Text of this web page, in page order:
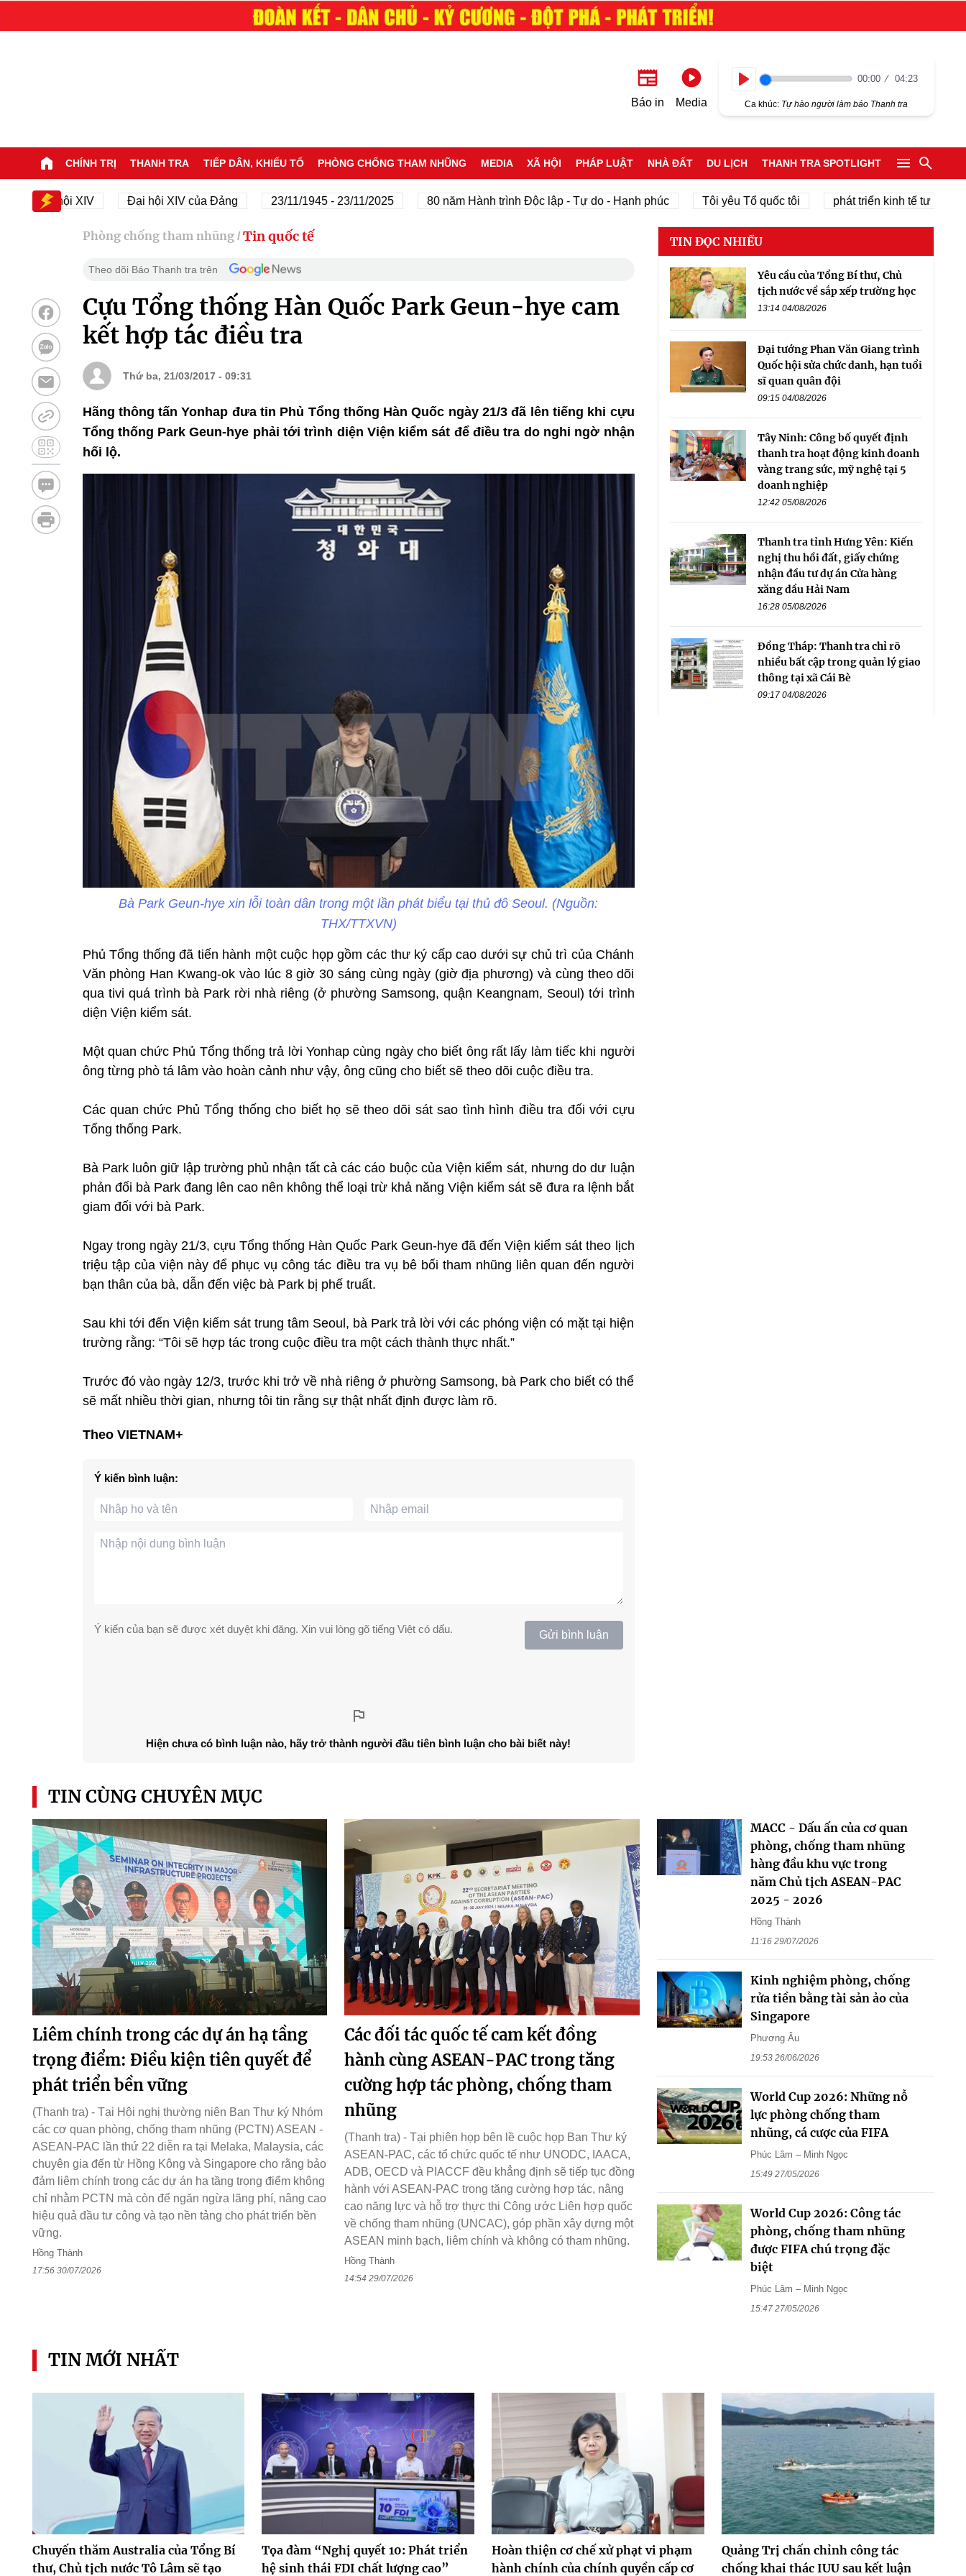
Báo in Media
00:00 04:23
Ca khúc: Tự hào người làm báo Thanh tra
CHÍNH TRỊ THANH TRA TIẾP DÂN, KHIẾU TỐ PHÒNG CHỐNG THAM NHŨNG MEDIA XÃ HỘI PHÁP LUẬT NHÀ ĐẤT DU LỊCH THANH TRA SPOTLIGHT
Đại hội XIV Đại hội XIV của Đảng 23/11/1945 - 23/11/2025 80 năm Hành trình Độc lập - Tự do - Hạnh phúc Tôi yêu Tổ quốc tôi phát triển kinh tế tư nhân
Phòng chống tham nhũng / Tin quốc tế
Theo dõi Báo Thanh tra trên
Cựu Tổng thống Hàn Quốc Park Geun-hye cam
kết hợp tác điều tra
Thứ ba, 21/03/2017 - 09:31
Hãng thông tấn Yonhap đưa tin Phủ Tổng thống Hàn Quốc ngày 21/3 đã lên tiếng khi cựu
Tổng thống Park Geun-hye phải tới trình diện Viện kiểm sát để điều tra do nghi ngờ nhận
hối lộ.
Bà Park Geun-hye xin lỗi toàn dân trong một lần phát biểu tại thủ đô Seoul. (Nguồn:
THX/TTXVN)
Phủ Tổng thống đã tiến hành một cuộc họp gồm các thư ký cấp cao dưới sự chủ trì của Chánh
Văn phòng Han Kwang-ok vào lúc 8 giờ 30 sáng cùng ngày (giờ địa phương) và cùng theo dõi
qua tivi quá trình bà Park rời nhà riêng (ở phường Samsong, quận Keangnam, Seoul) tới trình
diện Viện kiểm sát.
Một quan chức Phủ Tổng thống trả lời Yonhap cùng ngày cho biết ông rất lấy làm tiếc khi người
ông từng phò tá lâm vào hoàn cảnh như vậy, ông cũng cho biết sẽ theo dõi cuộc điều tra.
Các quan chức Phủ Tổng thống cho biết họ sẽ theo dõi sát sao tình hình điều tra đối với cựu
Tổng thống Park.
Bà Park luôn giữ lập trường phủ nhận tất cả các cáo buộc của Viện kiểm sát, nhưng do dư luận
phản đối bà Park đang lên cao nên không thể loại trừ khả năng Viện kiểm sát sẽ đưa ra lệnh bắt
giam đối với bà Park.
Ngay trong ngày 21/3, cựu Tổng thống Hàn Quốc Park Geun-hye đã đến Viện kiểm sát theo lịch
triệu tập của viện này để phục vụ công tác điều tra vụ bê bối tham nhũng liên quan đến người
bạn thân của bà, dẫn đến việc bà Park bị phế truất.
Sau khi tới đến Viện kiếm sát trung tâm Seoul, bà Park trả lời với các phóng viện có mặt tại hiện
trường rằng: “Tôi sẽ hợp tác trong cuộc điều tra một cách thành thực nhất.”
Trước đó vào ngày 12/3, trước khi trở về nhà riêng ở phường Samsong, bà Park cho biết có thể
sẽ mất nhiều thời gian, nhưng tôi tin rằng sự thật nhất định được làm rõ.
Theo VIETNAM+
Ý kiến bình luận:
Ý kiến của bạn sẽ được xét duyệt khi đăng. Xin vui lòng gõ tiếng Việt có dấu. Gửi bình luận
Hiện chưa có bình luận nào, hãy trở thành người đầu tiên bình luận cho bài biết này!
TIN ĐỌC NHIỀU
Yêu cầu của Tổng Bí thư, Chủ
tịch nước về sắp xếp trường học
13:14 04/08/2026
Đại tướng Phan Văn Giang trình
Quốc hội sửa chức danh, hạn tuổi
sĩ quan quân đội
09:15 04/08/2026
Tây Ninh: Công bố quyết định
thanh tra hoạt động kinh doanh
vàng trang sức, mỹ nghệ tại 5
doanh nghiệp
12:42 05/08/2026
Thanh tra tỉnh Hưng Yên: Kiến
nghị thu hồi đất, giấy chứng
nhận đầu tư dự án Cửa hàng
xăng dầu Hải Nam
16:28 05/08/2026
Đồng Tháp: Thanh tra chỉ rõ
nhiều bất cập trong quản lý giao
thông tại xã Cái Bè
09:17 04/08/2026
TIN CÙNG CHUYÊN MỤC
Liêm chính trong các dự án hạ tầng
trọng điểm: Điều kiện tiên quyết để
phát triển bền vững
(Thanh tra) - Tại Hội nghị thường niên Ban Thư ký Nhóm
các cơ quan phòng, chống tham nhũng (PCTN) ASEAN -
ASEAN-PAC lần thứ 22 diễn ra tại Melaka, Malaysia, các
chuyên gia đến từ Hồng Kông và Singapore cho rằng bảo
đảm liêm chính trong các dự án hạ tầng trọng điểm không
chỉ nhằm PCTN mà còn để ngăn ngừa lãng phí, nâng cao
hiệu quả đầu tư công và tạo nền tảng cho phát triển bền
vững.
Hồng Thành
17:56 30/07/2026
Các đối tác quốc tế cam kết đồng
hành cùng ASEAN-PAC trong tăng
cường hợp tác phòng, chống tham
nhũng
(Thanh tra) - Tại phiên họp bên lề cuộc họp Ban Thư ký
ASEAN-PAC, các tổ chức quốc tế như UNODC, IAACA,
ADB, OECD và PIACCF đều khẳng định sẽ tiếp tục đồng
hành với ASEAN-PAC trong tăng cường hợp tác, nâng
cao năng lực và hỗ trợ thực thi Công ước Liên hợp quốc
về chống tham nhũng (UNCAC), góp phần xây dựng một
ASEAN minh bạch, liêm chính và không có tham nhũng.
Hồng Thành
14:54 29/07/2026
MACC - Dấu ấn của cơ quan
phòng, chống tham nhũng
hàng đầu khu vực trong
năm Chủ tịch ASEAN-PAC
2025 - 2026
Hồng Thành
11:16 29/07/2026
Kinh nghiệm phòng, chống
rửa tiền bằng tài sản ảo của
Singapore
Phương Âu
19:53 26/06/2026
World Cup 2026: Những nỗ
lực phòng chống tham
nhũng, cá cược của FIFA
Phúc Lâm – Minh Ngọc
15:49 27/05/2026
World Cup 2026: Công tác
phòng, chống tham nhũng
được FIFA chú trọng đặc
biệt
Phúc Lâm – Minh Ngọc
15:47 27/05/2026
TIN MỚI NHẤT
Chuyến thăm Australia của Tổng Bí
thư, Chủ tịch nước Tô Lâm sẽ tạo
Tọa đàm “Nghị quyết 10: Phát triển
hệ sinh thái FDI chất lượng cao”
Hoàn thiện cơ chế xử phạt vi phạm
hành chính của chính quyền cấp cơ
Quảng Trị chấn chỉnh công tác
chống khai thác IUU sau kết luận